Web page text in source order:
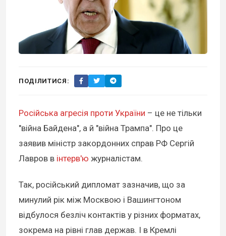
ПОДІЛИТИСЯ:
Російська агресія проти України – це не тільки
"війна Байдена", а й "війна Трампа". Про це
заявив міністр закордонних справ РФ Сергій
Лавров в інтерв'ю журналістам.
Так, російський дипломат зазначив, що за
минулий рік між Москвою і Вашингтоном
відбулося безліч контактів у різних форматах,
зокрема на рівні глав держав. І в Кремлі